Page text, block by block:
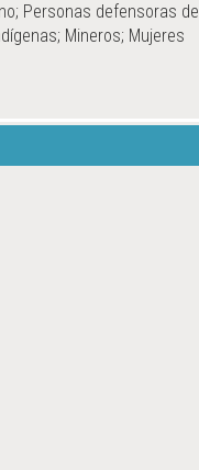
Personas defensoras de
Mineros; Mujeres